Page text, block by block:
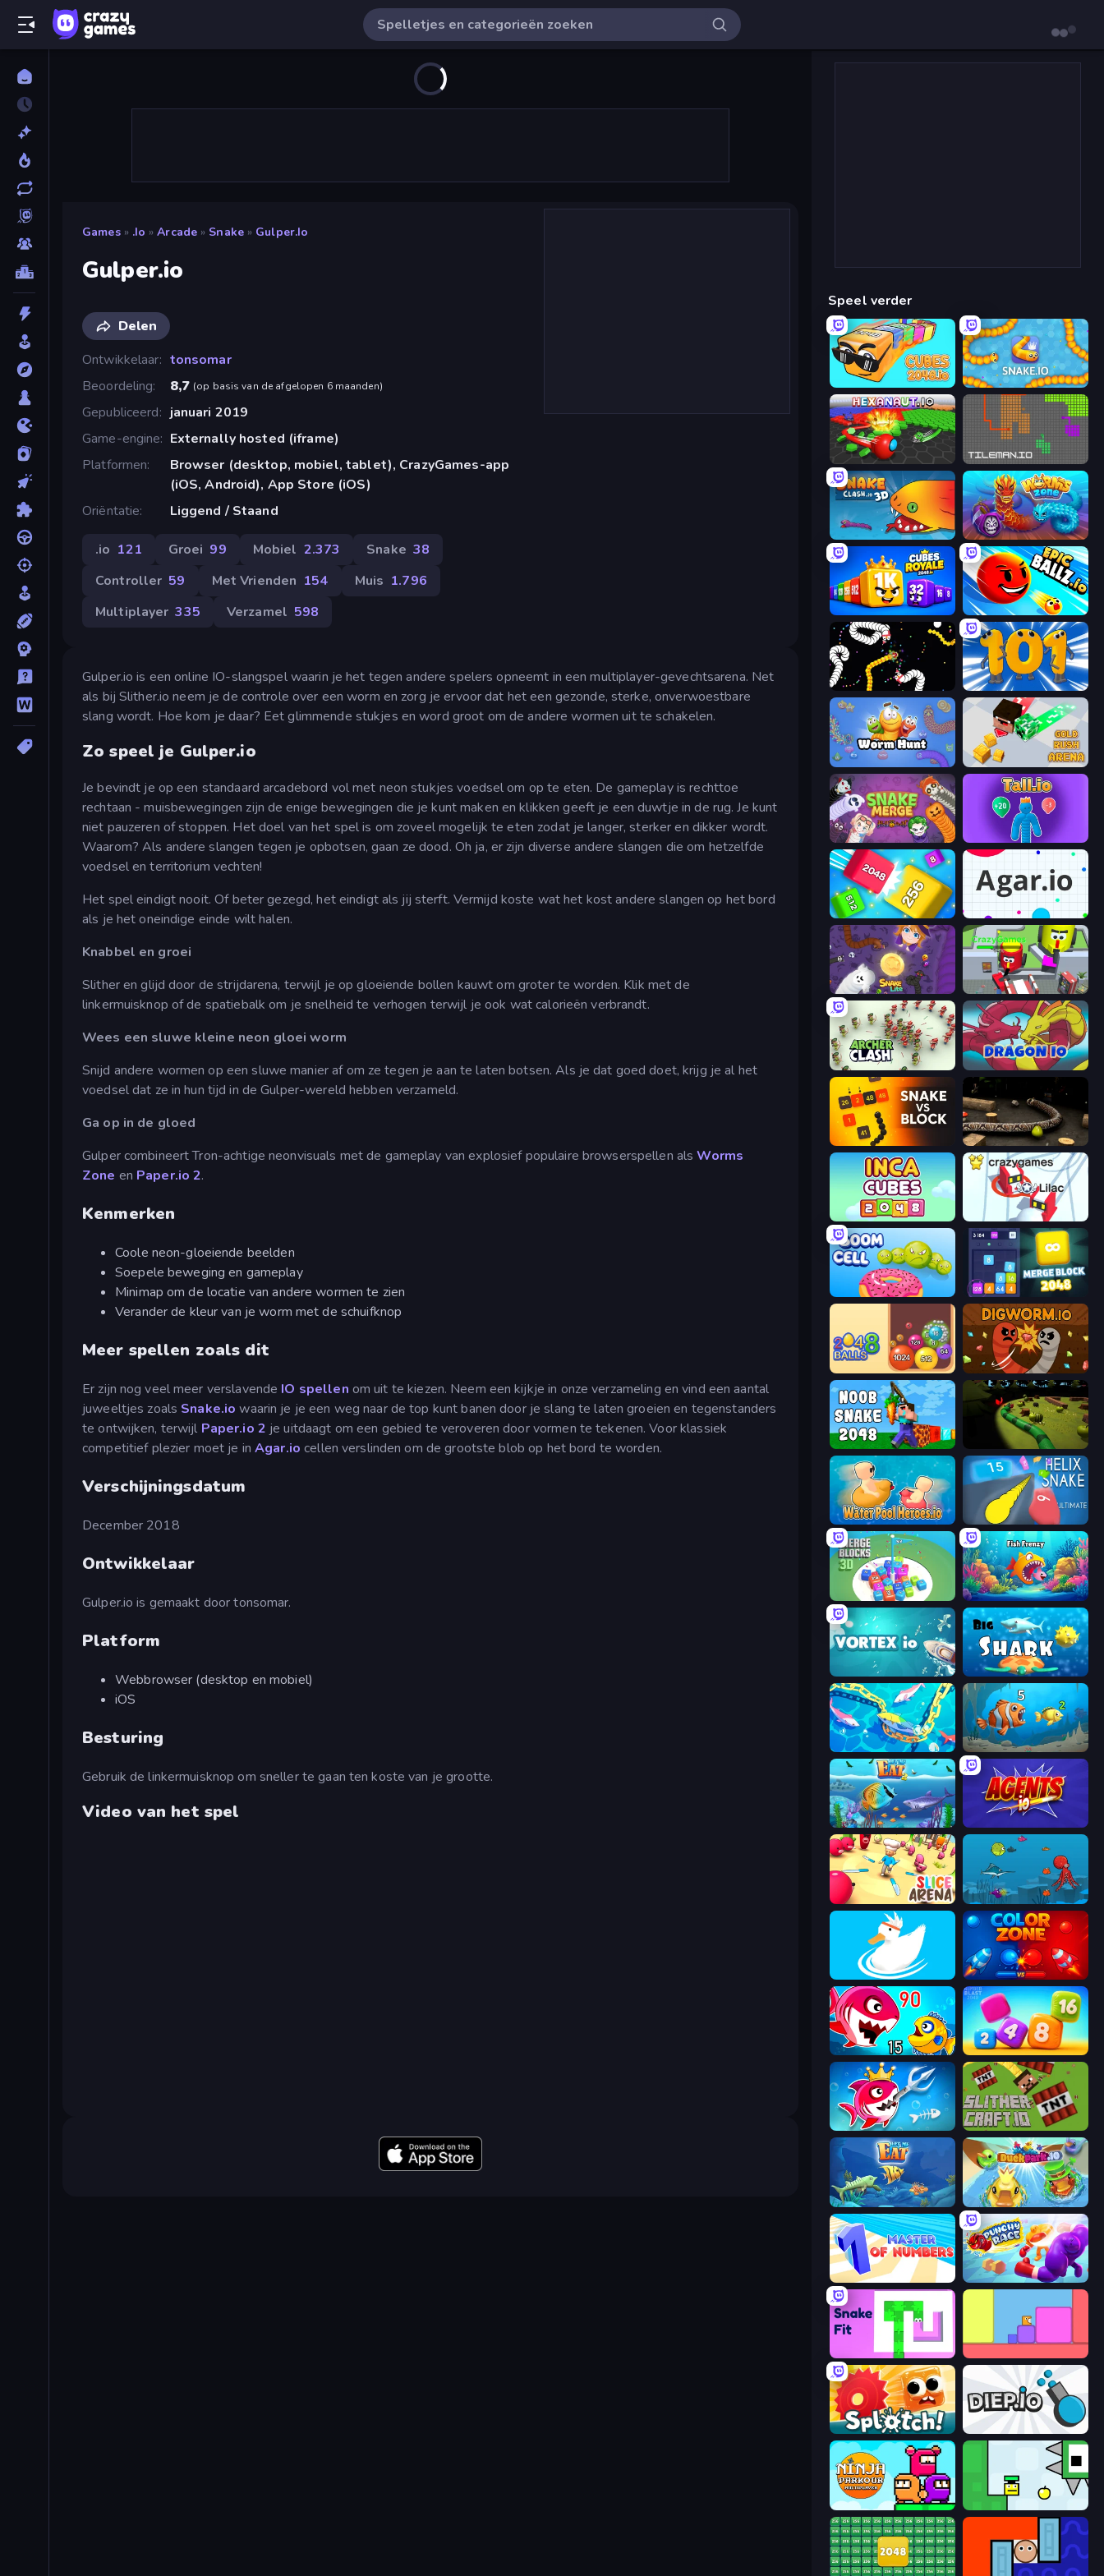
Games » .io » Arcade » Snake » Gulper.io
Gulper.io
Delen
Ontwikkelaar
tonsomar
Beoordeling
8,7 (op basis van de afgelopen 6 maanden)
Gepubliceerd
januari 2019
Game-engine
Externally hosted (iframe)
Platformen
Browser (desktop, mobiel, tablet), CrazyGames-app
(iOS, Android), App Store (iOS)
Oriëntatie
Liggend / Staand
.io 121 Groei 99 Mobiel 2.373 Snake 38
Controller 59 Met Vrienden 154 Muis 1.796
Multiplayer 335 Verzamel 598
Gulper.io is een online IO-slangspel waarin je het tegen andere spelers opneemt in een multiplayer-gevechtsarena. Net
als bij Slither.io neem je de controle over een worm en zorg je ervoor dat het een gezonde, sterke, onverwoestbare
slang wordt. Hoe kom je daar? Eet glimmende stukjes en word groot om de andere wormen uit te schakelen.
Zo speel je Gulper.io
Je bevindt je op een standaard arcadebord vol met neon stukjes voedsel om op te eten. De gameplay is rechttoe
rechtaan - muisbewegingen zijn de enige bewegingen die je kunt maken en klikken geeft je een duwtje in de rug. Je kunt
niet pauzeren of stoppen. Het doel van het spel is om zoveel mogelijk te eten zodat je langer, sterker en dikker wordt.
Waarom? Als andere slangen tegen je opbotsen, gaan ze dood. Oh ja, er zijn diverse andere slangen die om hetzelfde
voedsel en territorium vechten!
Het spel eindigt nooit. Of beter gezegd, het eindigt als jij sterft. Vermijd koste wat het kost andere slangen op het bord
als je het oneindige einde wilt halen.
Knabbel en groei
Slither en glijd door de strijdarena, terwijl je op gloeiende bollen kauwt om groter te worden. Klik met de
linkermuisknop of de spatiebalk om je snelheid te verhogen terwijl je ook wat calorieën verbrandt.
Wees een sluwe kleine neon gloei worm
Snijd andere wormen op een sluwe manier af om ze tegen je aan te laten botsen. Als je dat goed doet, krijg je al het
voedsel dat ze in hun tijd in de Gulper-wereld hebben verzameld.
Ga op in de gloed
Gulper combineert Tron-achtige neonvisuals met de gameplay van explosief populaire browserspellen alsWorms
Zone en Paper.io 2.
Kenmerken
Coole neon-gloeiende beelden
Soepele beweging en gameplay
Minimap om de locatie van andere wormen te zien
Verander de kleur van je worm met de schuifknop
Meer spellen zoals dit
Er zijn nog veel meer verslavende IO spellen om uit te kiezen. Neem een kijkje in onze verzameling en vind een aantal
juweeltjes zoals Snake.iowaarin je je een weg naar de top kunt banen door je slang te laten groeien en tegenstanders
te ontwijken, terwijl Paper.io 2 je uitdaagt om een gebied te veroveren door vormen te tekenen. Voor klassiek
competitief plezier moet je inAgar.io cellen verslinden om de grootste blob op het bord te worden.
Verschijningsdatum
December 2018
Ontwikkelaar
Gulper.io is gemaakt door tonsomar.
Platform
Webbrowser (desktop en mobiel)
iOS
Besturing
Gebruik de linkermuisknop om sneller te gaan ten koste van je grootte.
Video van het spel
Speel verder
Cubes 2048.io Snake.io
Hexanaut.io TileMan.io
Snake Clash.io Worms.Zone
Cubes 2048 Royale EpicBallz.io
Worms.io Numbers Arena
Worm Hunt Gold Rush Arena
Snake Merge: Idle & io Zone Tall.io
Qube 2048 Agar.io
Snake Lite CleanUp.IO
Archer Clash Dragon.io
Snake VS Block Snake 3D
Inca Cubes 2048 Snowball.io
Boom Cell Merge Block 2048
Crazy 2048 Balls Digworm.io
Noob Snake 2048 Axy Snake 3D
Water Pool Heroes.io Helix Snake
Merge Blocks 3D Fish Frenzy
Vortex.io Big Shark
Deep Sea Duel Hungry Ocean: Eat, Feed and Grow Fish
Let Me Eat 2: Feeding Madness
Slice Arena Fish Eat Fishes
Ducklings Color Zone
Fish Eat Getting Big Number Blast 2048
Fish Stab Getting Big SlitherCraft.io
Let Me Eat: Big Fish Eat Smaller DuckPark.io
Master of Numbers Punchy Race
Snake Fit
Splotch! Diep.io
Ninja Parkour Multiplayer